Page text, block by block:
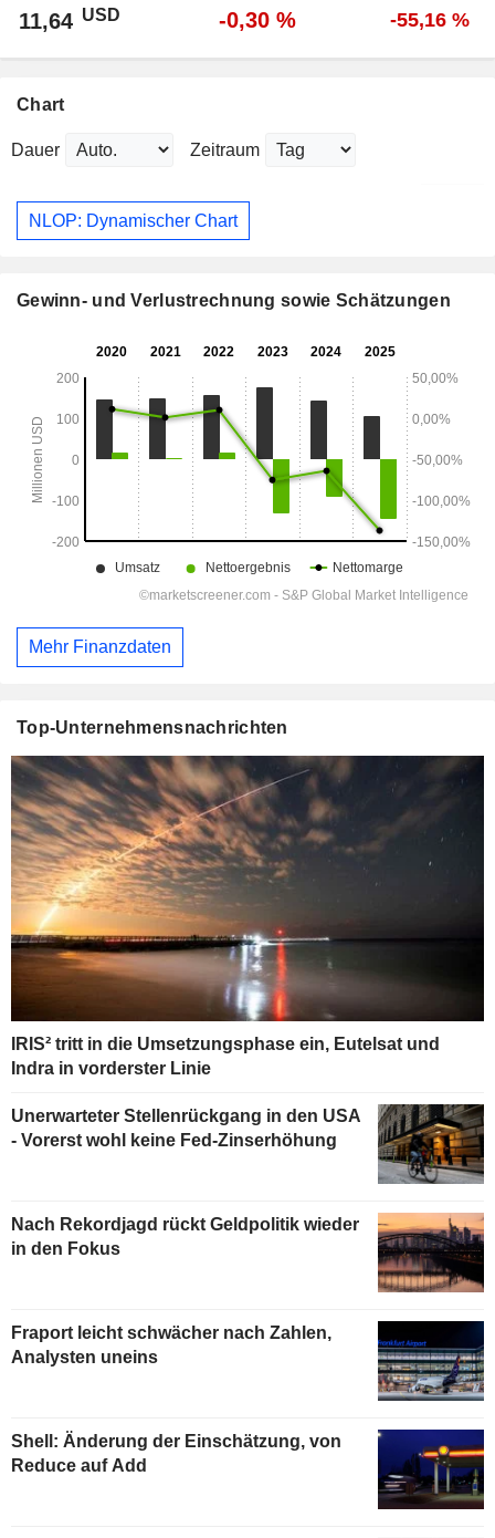
11,64 USD -0,30 % -55,16 %
Chart
Dauer Zeitraum
NLOP: Dynamischer Chart
Gewinn- und Verlustrechnung sowie Schätzungen
Mehr Finanzdaten
Top-Unternehmensnachrichten
IRIS² tritt in die Umsetzungsphase ein, Eutelsat und
Indra in vorderster Linie
Unerwarteter Stellenrückgang in den USA
- Vorerst wohl keine Fed-Zinserhöhung
Nach Rekordjagd rückt Geldpolitik wieder
in den Fokus
Fraport leicht schwächer nach Zahlen,
Analysten uneins
Shell: Änderung der Einschätzung, von
Reduce auf Add